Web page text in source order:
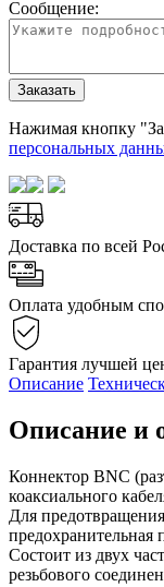
Сообщение:
Заказать
Нажимая кнопку
персональных
Доставка по всей
Оплата удобным
Гарантия лучшей
Описание
Описание и
Коннектор BNC
коаксиального
Для
предохранительная
Состоит из двух
резьбового